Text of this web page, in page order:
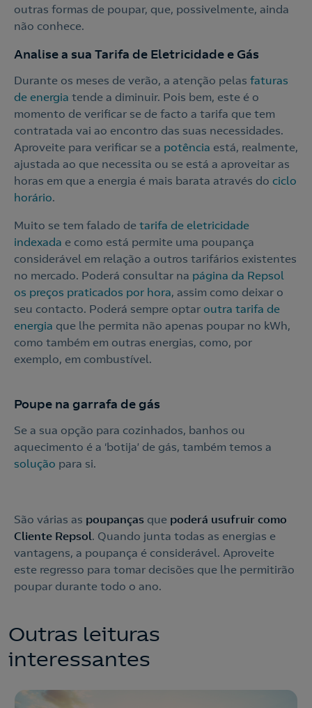
outras formas de poupar, que, possivelmente, ainda
não conhece.
Analise a sua Tarifa de Eletricidade e Gás
Durante os meses de verão, a atenção pelas faturas
de energia tende a diminuir. Pois bem, este é o
momento de verificar se de facto a tarifa que tem
contratada vai ao encontro das suas necessidades.
Aproveite para verificar se a potência está, realmente,
ajustada ao que necessita ou se está a aproveitar as
horas em que a energia é mais barata através do ciclo
horário.
Muito se tem falado de tarifa de eletricidade
indexada e como está permite uma poupança
considerável em relação a outros tarifários existentes
no mercado. Poderá consultar na página da Repsol
os preços praticados por hora, assim como deixar o
seu contacto. Poderá sempre optar outra tarifa de
energia que lhe permita não apenas poupar no kWh,
como também em outras energias, como, por
exemplo, em combustível.
Poupe na garrafa de gás
Se a sua opção para cozinhados, banhos ou
aquecimento é a ‘botija’ de gás, também temos a
solução para si.
São várias as poupanças que poderá usufruir como
Cliente Repsol. Quando junta todas as energias e
vantagens, a poupança é considerável. Aproveite
este regresso para tomar decisões que lhe permitirão
poupar durante todo o ano.
Outras leituras
interessantes